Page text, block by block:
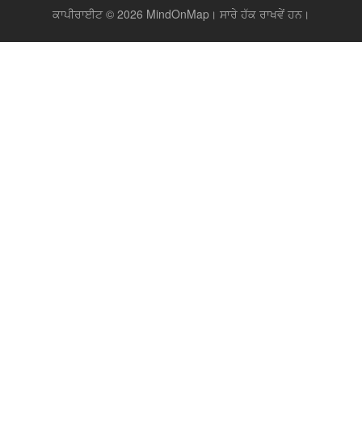
ਕਾਪੀਰਾਈਟ © 2026 MindOnMap। ਸਾਰੇ ਹੱਕ ਰਾਖਵੇਂ ਹਨ।